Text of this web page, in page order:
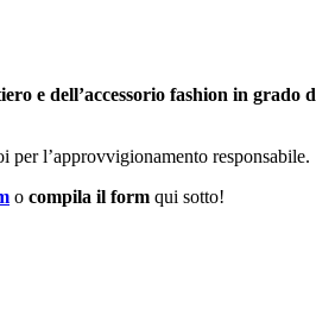
e dell’accessorio fashion in grado
per l’approvvigionamento responsabile.
o compila il form qui sotto!